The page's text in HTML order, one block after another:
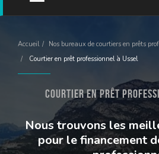
Accueil
Nos bureaux de courtiers en prêts
Courtier en prêt professionnel à Ussel
Courtier en prêt
Nous trouvons les
pour le financement